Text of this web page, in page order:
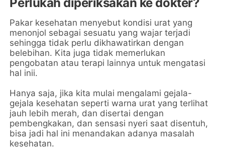
Pakar kesehatan menyebut kondisi urat yang
menonjol sebagai sesuatu yang wajar terjadi
sehingga tidak perlu dikhawatirkan dengan
belebihan. Kita juga tidak memerlukan
pengobatan atau terapi lainnya untuk mengatasi
hal inii.
Hanya saja, jika kita mulai mengalami gejala-
gejala kesehatan seperti warna urat yang terlihat
jauh lebih merah, dan disertai dengan
pembengkakan, dan sensasi nyeri saat disentuh,
bisa jadi hal ini menandakan adanya masalah
kesehatan.